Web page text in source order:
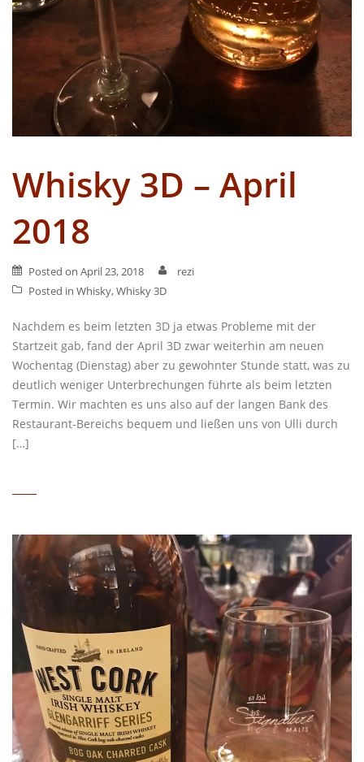
Whisky 3D – April
2018
Posted on April 23, 2018
rezi
Posted in Whisky,Whisky 3D
Nachdem es beim letzten 3D ja etwas Probleme mit der
Startzeit gab, fand der April 3D zwar weiterhin am neuen
Wochentag (Dienstag) aber zu gewohnter Stunde statt, was zu
deutlich weniger Unterbrechungen führte als beim letzten
Termin. Wir machten es uns also auf der langen Bank des
Restaurant-Bereichs bequem und ließen uns von Ulli durch
[…]